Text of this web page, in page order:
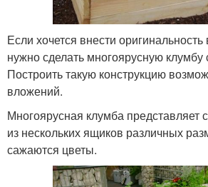
Если хочется внести
нужно сделать многоярусную
Построить такую конструкцию
вложений.
Многоярусная клумба представляет
из нескольких ящиков различных
сажаются цветы.